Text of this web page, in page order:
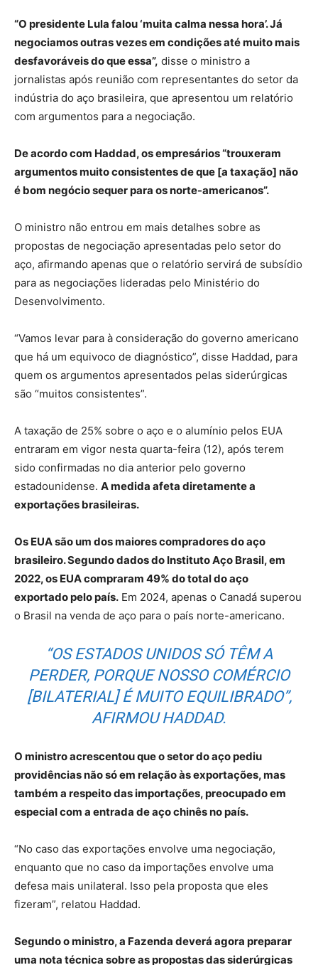
“O presidente Lula falou ‘muita calma nessa hora’. Já
negociamos outras vezes em condições até muito mais
desfavoráveis do que essa”, disse o ministro a
jornalistas após reunião com representantes do setor da
indústria do aço brasileira, que apresentou um relatório
com argumentos para a negociação.
De acordo com Haddad, os empresários “trouxeram
argumentos muito consistentes de que [a taxação] não
é bom negócio sequer para os norte-americanos”.
O ministro não entrou em mais detalhes sobre as
propostas de negociação apresentadas pelo setor do
aço, afirmando apenas que o relatório servirá de subsídio
para as negociações lideradas pelo Ministério do
Desenvolvimento.
“Vamos levar para à consideração do governo americano
que há um equivoco de diagnóstico”, disse Haddad, para
quem os argumentos apresentados pelas siderúrgicas
são “muitos consistentes”.
A taxação de 25% sobre o aço e o alumínio pelos EUA
entraram em vigor nesta quarta-feira (12), após terem
sido confirmadas no dia anterior pelo governo
estadounidense. A medida afeta diretamente a
exportações brasileiras.
Os EUA são um dos maiores compradores do aço
brasileiro. Segundo dados do Instituto Aço Brasil, em
2022, os EUA compraram 49% do total do aço
exportado pelo país. Em 2024, apenas o Canadá superou
o Brasil na venda de aço para o país norte-americano.
“OS ESTADOS UNIDOS SÓ TÊM A
PERDER, PORQUE NOSSO COMÉRCIO
[BILATERIAL] É MUITO EQUILIBRADO”,
AFIRMOU HADDAD.
O ministro acrescentou que o setor do aço pediu
providências não só em relação às exportações, mas
também a respeito das importações, preocupado em
especial com a entrada de aço chinês no país.
“No caso das exportações envolve uma negociação,
enquanto que no caso da importações envolve uma
defesa mais unilateral. Isso pela proposta que eles
fizeram”, relatou Haddad.
Segundo o ministro, a Fazenda deverá agora preparar
uma nota técnica sobre as propostas das siderúrgicas